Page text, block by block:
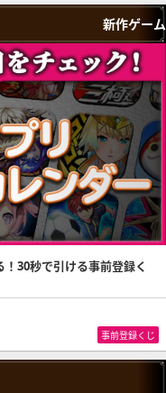
新作ゲーム
30秒で引ける事前登録く
事前登録くじ